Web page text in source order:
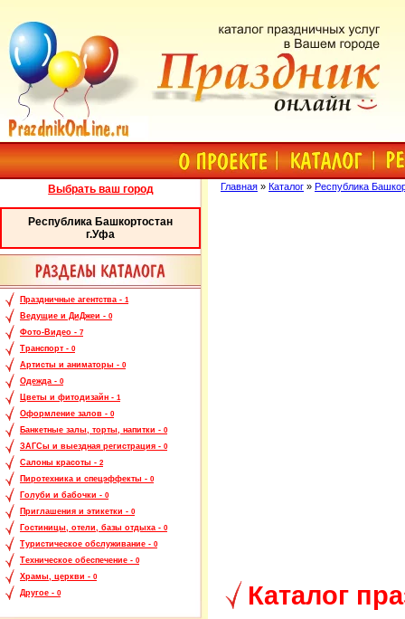
Выбрать ваш город
Республика Башкортостан
г.Уфа
Праздничные агентства - 1
Ведущие и ДиДжеи - 0
Фото-Видео - 7
Транспорт - 0
Артисты и аниматоры - 0
Одежда - 0
Цветы и фитодизайн - 1
Оформление залов - 0
Банкетные залы, торты, напитки - 0
ЗАГСы и выездная регистрация - 0
Салоны красоты - 2
Пиротехника и спецэффекты - 0
Голуби и бабочки - 0
Приглашения и этикетки - 0
Гостиницы, отели, базы отдыха - 0
Туристическое обслуживание - 0
Техническое обеспечение - 0
Храмы, церкви - 0
Другое - 0
Главная » Каталог » Республика
Каталог